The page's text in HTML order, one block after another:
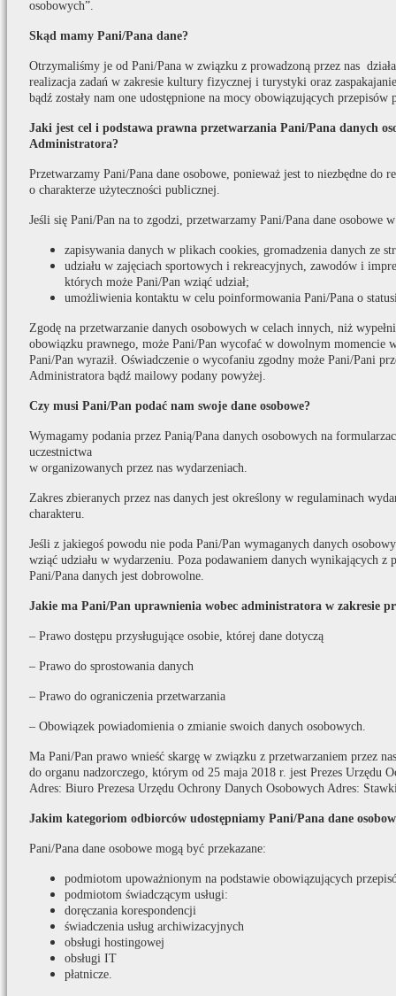
osobowych”.
Skąd mamy Pani/Pana dane?
Otrzymaliśmy je od Pani/Pana w związku z prowadzoną przez nas
realizacja zadań w zakresie kultury fizycznej i turystyki oraz
bądź zostały nam one udostępnione na mocy obowiązujących przepisów
Jaki jest cel i podstawa prawna przetwarzania Pani/Pana danych
Administratora?
Przetwarzamy Pani/Pana dane osobowe, ponieważ jest to niezbędne do
o charakterze użyteczności publicznej.
Jeśli się Pani/Pan na to zgodzi, przetwarzamy Pani/Pana dane osobowe
zapisywania danych w plikach cookies, gromadzenia danych ze
udziału w zajęciach sportowych i rekreacyjnych, zawodów i
których może Pani/Pan wziąć udział;
umożliwienia kontaktu w celu poinformowania Pani/Pana o
Zgodę na przetwarzanie danych osobowych w celach innych, niż
obowiązku prawnego, może Pani/Pan wycofać w dowolnym momencie
Pani/Pan wyraził. Oświadczenie o wycofaniu zgodny może Pani/Pani
Administratora bądź mailowy podany powyżej.
Czy musi Pani/Pan podać nam swoje dane osobowe?
Wymagamy podania przez Panią/Pana danych osobowych na
uczestnictwa
w organizowanych przez nas wydarzeniach.
Zakres zbieranych przez nas danych jest określony w regulaminach
charakteru.
Jeśli z jakiegoś powodu nie poda Pani/Pan wymaganych danych
wziąć udziału w wydarzeniu. Poza podawaniem danych wynikających z
Pani/Pana danych jest dobrowolne.
Jakie ma Pani/Pan uprawnienia wobec administratora w zakresie
– Prawo dostępu przysługujące osobie, której dane dotyczą
– Prawo do sprostowania danych
– Prawo do ograniczenia przetwarzania
– Obowiązek powiadomienia o zmianie swoich danych osobowych.
Ma Pani/Pan prawo wnieść skargę w związku z przetwarzaniem przez
do organu nadzorczego, którym od 25 maja 2018 r. jest Prezes Urzędu
Adres: Biuro Prezesa Urzędu Ochrony Danych Osobowych Adres:
Jakim kategoriom odbiorców udostępniamy Pani/Pana dane
Pani/Pana dane osobowe mogą być przekazane:
podmiotom upoważnionym na podstawie obowiązujących
podmiotom świadczącym usługi:
doręczania korespondencji
świadczenia usług archiwizacyjnych
obsługi hostingowej
obsługi IT
płatnicze.